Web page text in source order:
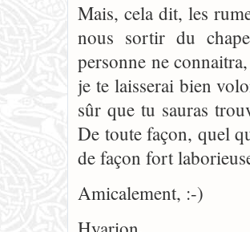
Mais, cela dit, les
nous sortir du
personne ne
je te laisserai bien
sûr que tu sauras
De toute façon, quel
de façon fort
Amicalement, :-)